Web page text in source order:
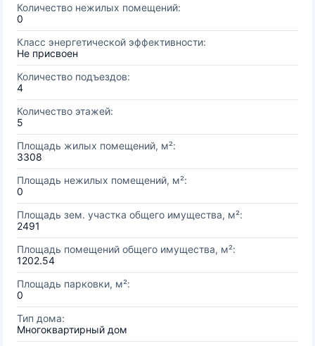
Количество нежилых помещений:
0
Класс энергетической эффективности:
Не присвоен
Количество подъездов:
4
Количество этажей:
5
Площадь жилых помещений, м²:
3308
Площадь нежилых помещений, м²:
0
Площадь зем. участка общего имущества, м²:
2491
Площадь помещений общего имущества, м²:
1202.54
Площадь парковки, м²:
0
Тип дома:
Многоквартирный дом